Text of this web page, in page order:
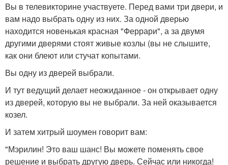
Вы в телевикторине участвуете. Перед вами три двери, и
вам надо выбрать одну из них. За одной дверью
находится новенькая красная "Феррари", а за двумя
другими дверями стоят живые козлы (вы не слышите,
как они блеют или стучат копытами.
Вы одну из дверей выбрали.
И тут ведущий делает неожиданное - он открывает одну
из дверей, которую вы не выбрали. За ней оказывается
козел.
И затем хитрый шоумен говорит вам:
"Мэрилин! Это ваш шанс! Вы можете поменять свое
решение и выбрать другую дверь. Сейчас или никогда!